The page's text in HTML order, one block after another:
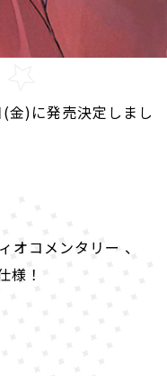
)に発売決定しまし
オコメンタリー 、
様！